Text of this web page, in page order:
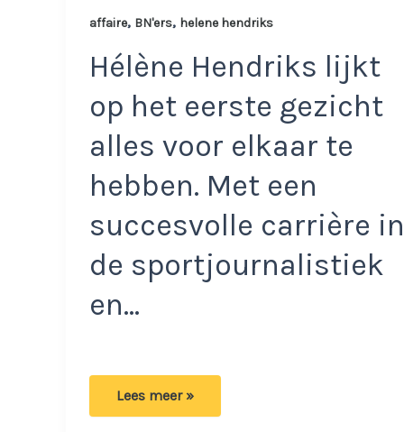
affaire, BN'ers, helene hendriks
Hélène Hendriks lijkt
op het eerste gezicht
alles voor elkaar te
hebben. Met een
succesvolle carrière in
de sportjournalistiek
en…
Wat
Lees meer »